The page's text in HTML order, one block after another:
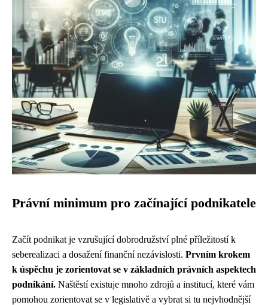
Právní minimum pro začínající podnikatele
Začít podnikat je vzrušující dobrodružství plné příležitostí k
seberealizaci a dosažení finanční nezávislosti. Prvním krokem
k úspěchu je zorientovat se v základních právních aspektech
podnikání. Naštěstí existuje mnoho zdrojů a institucí, které vám
pomohou zorientovat se v legislativě a vybrat si tu nejvhodnější